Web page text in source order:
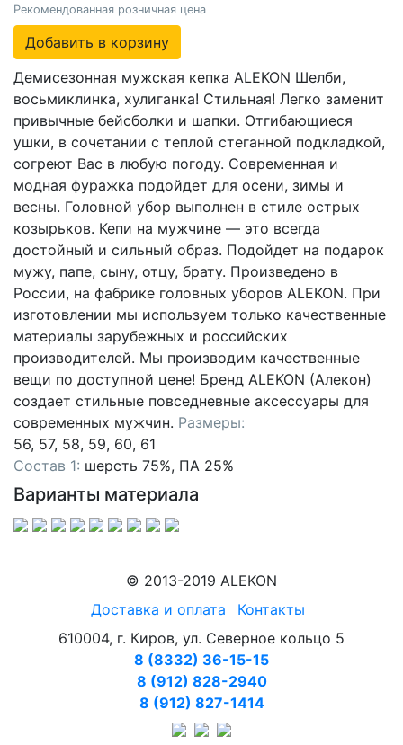
Рекомендованная розничная цена
Добавить в корзину
Демисезонная мужская кепка ALEKON Шелби,
восьмиклинка, хулиганка! Стильная! Легко заменит
привычные бейсболки и шапки. Отгибающиеся
ушки, в сочетании с теплой стеганной подкладкой,
согреют Вас в любую погоду. Современная и
модная фуражка подойдет для осени, зимы и
весны. Головной убор выполнен в стиле острых
козырьков. Кепи на мужчине — это всегда
достойный и сильный образ. Подойдет на подарок
мужу, папе, сыну, отцу, брату. Произведено в
России, на фабрике головных уборов ALEKON. При
изготовлении мы используем только качественные
материалы зарубежных и российских
производителей. Мы производим качественные
вещи по доступной цене! Бренд ALEKON (Алекон)
создает стильные повседневные аксессуары для
современных мужчин. Размеры:
56, 57, 58, 59, 60, 61
Состав 1: шерсть 75%, ПА 25%
Варианты материала
© 2013-2019 ALEKON
Доставка и оплата
Контакты
610004, г. Киров, ул. Северное кольцо 5
8 (8332) 36-15-15
8 (912) 828-2940
8 (912) 827-1414